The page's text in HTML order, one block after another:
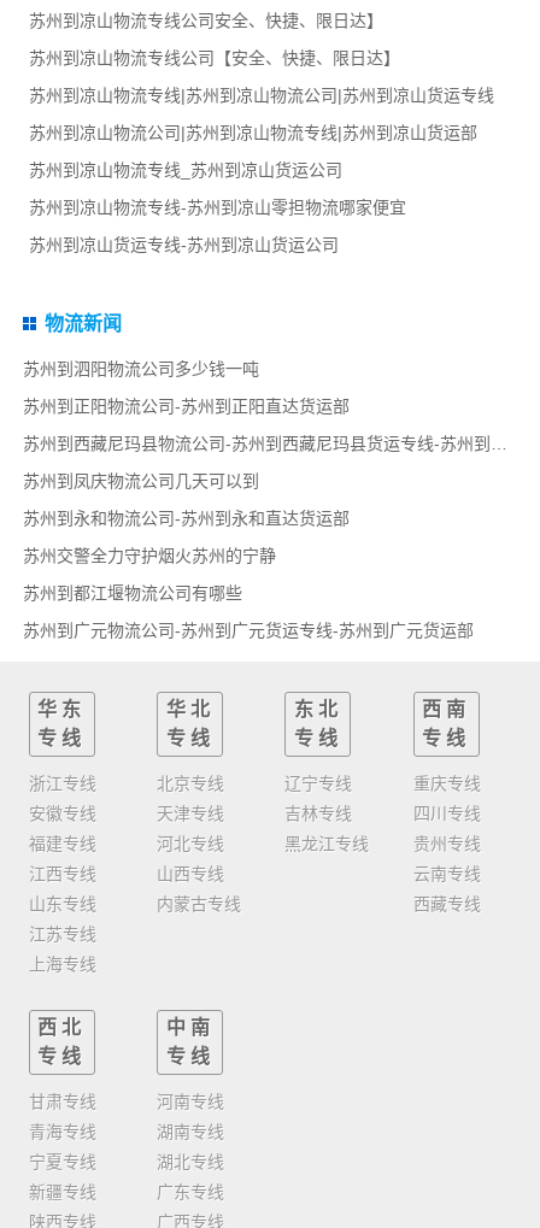
苏州到凉山物流专线公司安全、快捷、限日达】
苏州到凉山物流专线公司【安全、快捷、限日达】
苏州到凉山物流专线|苏州到凉山物流公司|苏州到凉山货运专线
苏州到凉山物流公司|苏州到凉山物流专线|苏州到凉山货运部
苏州到凉山物流专线_苏州到凉山货运公司
苏州到凉山物流专线-苏州到凉山零担物流哪家便宜
苏州到凉山货运专线-苏州到凉山货运公司
物流新闻
苏州到泗阳物流公司多少钱一吨
苏州到正阳物流公司-苏州到正阳直达货运部
苏州到凤庆物流公司几天可以到
苏州到永和物流公司-苏州到永和直达货运部
苏州交警全力守护烟火苏州的宁静
苏州到都江堰物流公司有哪些
苏州到广元物流公司-苏州到广元货运专线-苏州到广元货运部
华东
专线
浙江专线
安徽专线
福建专线
江西专线
山东专线
江苏专线
上海专线
华北
专线
北京专线
天津专线
河北专线
山西专线
内蒙古专线
东北
专线
辽宁专线
吉林专线
黑龙江专线
西南
专线
重庆专线
四川专线
贵州专线
云南专线
西藏专线
西北
专线
甘肃专线
青海专线
宁夏专线
新疆专线
陕西专线
中南
专线
河南专线
湖南专线
湖北专线
广东专线
广西专线